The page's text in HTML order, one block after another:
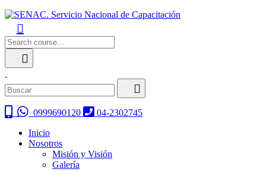
0999690120
04-2302745
Inicio
Nosotros
Misión y Visión
Galería